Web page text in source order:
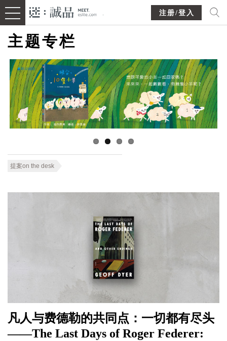
注册/登入
主题专栏
提案on the desk
凡人与费德勒的共同点：一切都有尽头
——The Last Days of Roger Federer: